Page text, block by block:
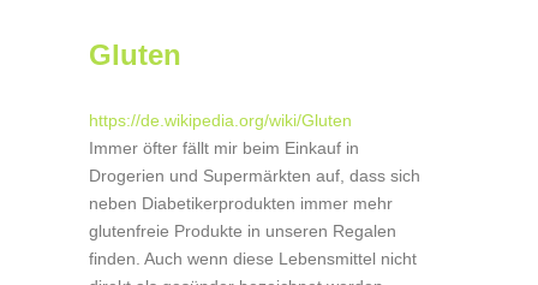
Gluten
https://de.wikipedia.org/wiki/Gluten
Immer öfter fällt mir beim Einkauf in
Drogerien und Supermärkten auf, dass sich
neben Diabetikerprodukten immer mehr
glutenfreie Produkte in unseren Regalen
finden. Auch wenn diese Lebensmittel nicht